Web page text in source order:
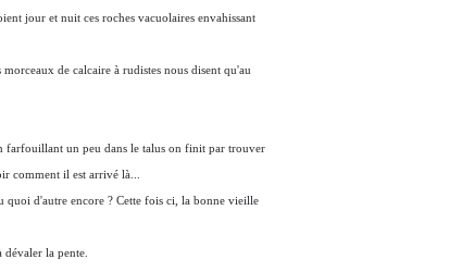
jour et nuit ces roches vacuolaires envahissant
de calcaire à rudistes nous disent qu'au
farfouillant un peu dans le talus on finit par trouver
comment il est arrivé là...
quoi d'autre encore ? Cette fois ci, la bonne vieille
la pente.